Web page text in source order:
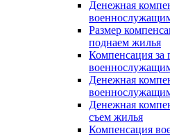
Денежная
Размер
поднаем жилья
Компенсация
Денежная
Денежная
съем жилья
Компенсация